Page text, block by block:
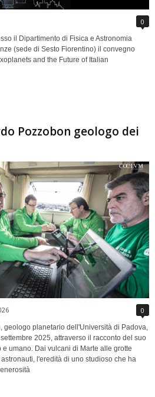
0
il Dipartimento di Fisica e Astronomia
(sede di Sesto Fiorentino) il convegno
and the Future of Italian
Pozzobon geologo dei
0
geologo planetario dell'Università di Padova,
2025, attraverso il racconto del suo
umano. Dai vulcani di Marte alle grotte
l'eredità di uno studioso che ha